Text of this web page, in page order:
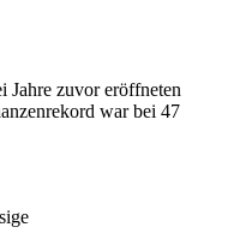
Jahre zuvor eröffneten
war bei 47